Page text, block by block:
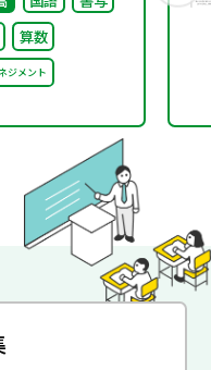
掲載しまし
算数
ジメント